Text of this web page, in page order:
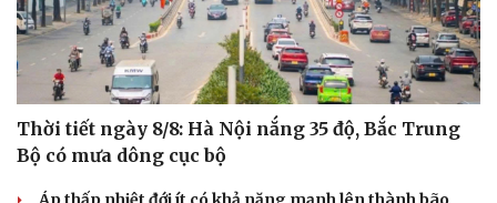
Thời tiết ngày 8/8: Hà Nội nắng 35 độ, Bắc Trung
Bộ có mưa dông cục bộ